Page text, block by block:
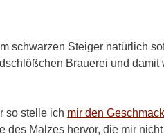
schwarzen Steiger natürlich
Brauerei und damit
so stelle ich mir den Geschmack
Malzes hervor, die mir